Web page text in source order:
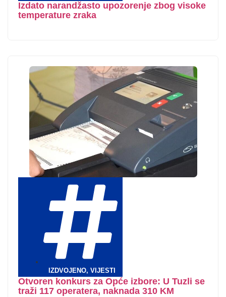
Izdato narandžasto upozorenje zbog visoke
temperature zraka
IZDVOJENO, VIJESTI
Otvoren konkurs za Opće izbore: U Tuzli se
traži 117 operatera, naknada 310 KM